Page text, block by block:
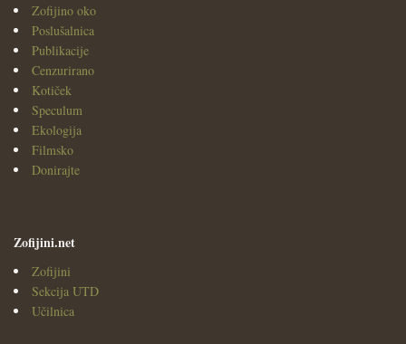
Zofijino oko
Poslušalnica
Publikacije
Cenzurirano
Kotiček
Speculum
Ekologija
Filmsko
Donirajte
Zofijini.net
Zofijini
Sekcija UTD
Učilnica